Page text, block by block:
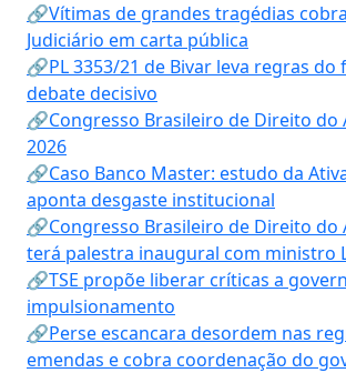
🔗Vítimas de grandes tragédias
Judiciário em carta pública
🔗PL 3353/21 de Bivar leva regras do
debate decisivo
🔗Congresso Brasileiro de Direito do
2026
🔗Caso Banco Master: estudo da
aponta desgaste institucional
🔗Congresso Brasileiro de Direito do
terá palestra inaugural com ministro
🔗TSE propõe liberar críticas a
impulsionamento
🔗Perse escancara desordem nas
emendas e cobra coordenação do